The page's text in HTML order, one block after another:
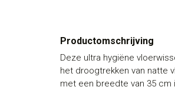
Productomschrijving
Deze ultra hygiëne
het droogtrekken van natte
met een breedte van 35 cm